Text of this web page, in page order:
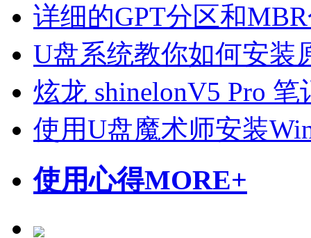
详细的GPT分区和
U盘系统教你如何安装
炫龙 shinelonV5 Pro
使用U盘魔术师安装
使用心得MORE+